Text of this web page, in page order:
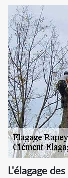
L'élagage